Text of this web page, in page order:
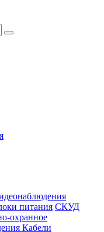
питания СКУД
охранное
Кабели